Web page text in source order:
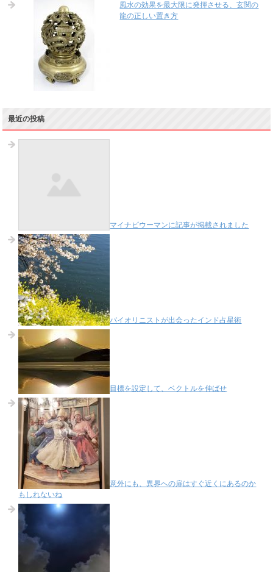
風水の効果を最大限に発揮させる、玄関の
龍の正しい置き方
最近の投稿
マイナビウーマンに記事が掲載されました
バイオリニストが出会ったインド占星術
目標を設定して、ベクトルを伸ばせ
意外にも、異界への扉はすぐ近くにあるのか
もしれないね